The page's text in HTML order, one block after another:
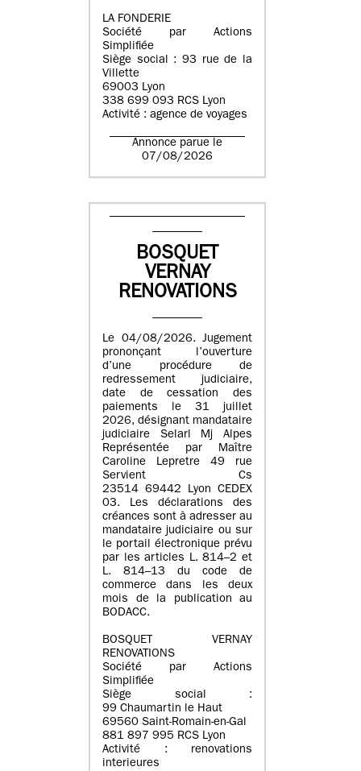
LA FONDERIE
Société par Actions
Simplifiée
Siège social : 93 rue de la
Villette
69003 Lyon
338 699 093 RCS Lyon
Activité : agence de voyages
Annonce parue le
07/08/2026
BOSQUET
VERNAY
RENOVATIONS
Le 04/08/2026. Jugement
prononçant l’ouverture
d’une procédure de
redressement judiciaire,
date de cessation des
paiements le 31 juillet
2026, désignant mandataire
judiciaire Selarl Mj Alpes
Représentée par Maître
Caroline Lepretre 49 rue
Servient Cs
23514 69442 Lyon CEDEX
03. Les déclarations des
créances sont à adresser au
mandataire judiciaire ou sur
le portail électronique prévu
par les articles L. 814–2 et
L. 814–13 du code de
commerce dans les deux
mois de la publication au
BODACC.
BOSQUET VERNAY
RENOVATIONS
Société par Actions
Simplifiée
Siège social :
99 Chaumartin le Haut
69560 Saint-Romain-en-Gal
881 897 995 RCS Lyon
Activité : renovations
interieures